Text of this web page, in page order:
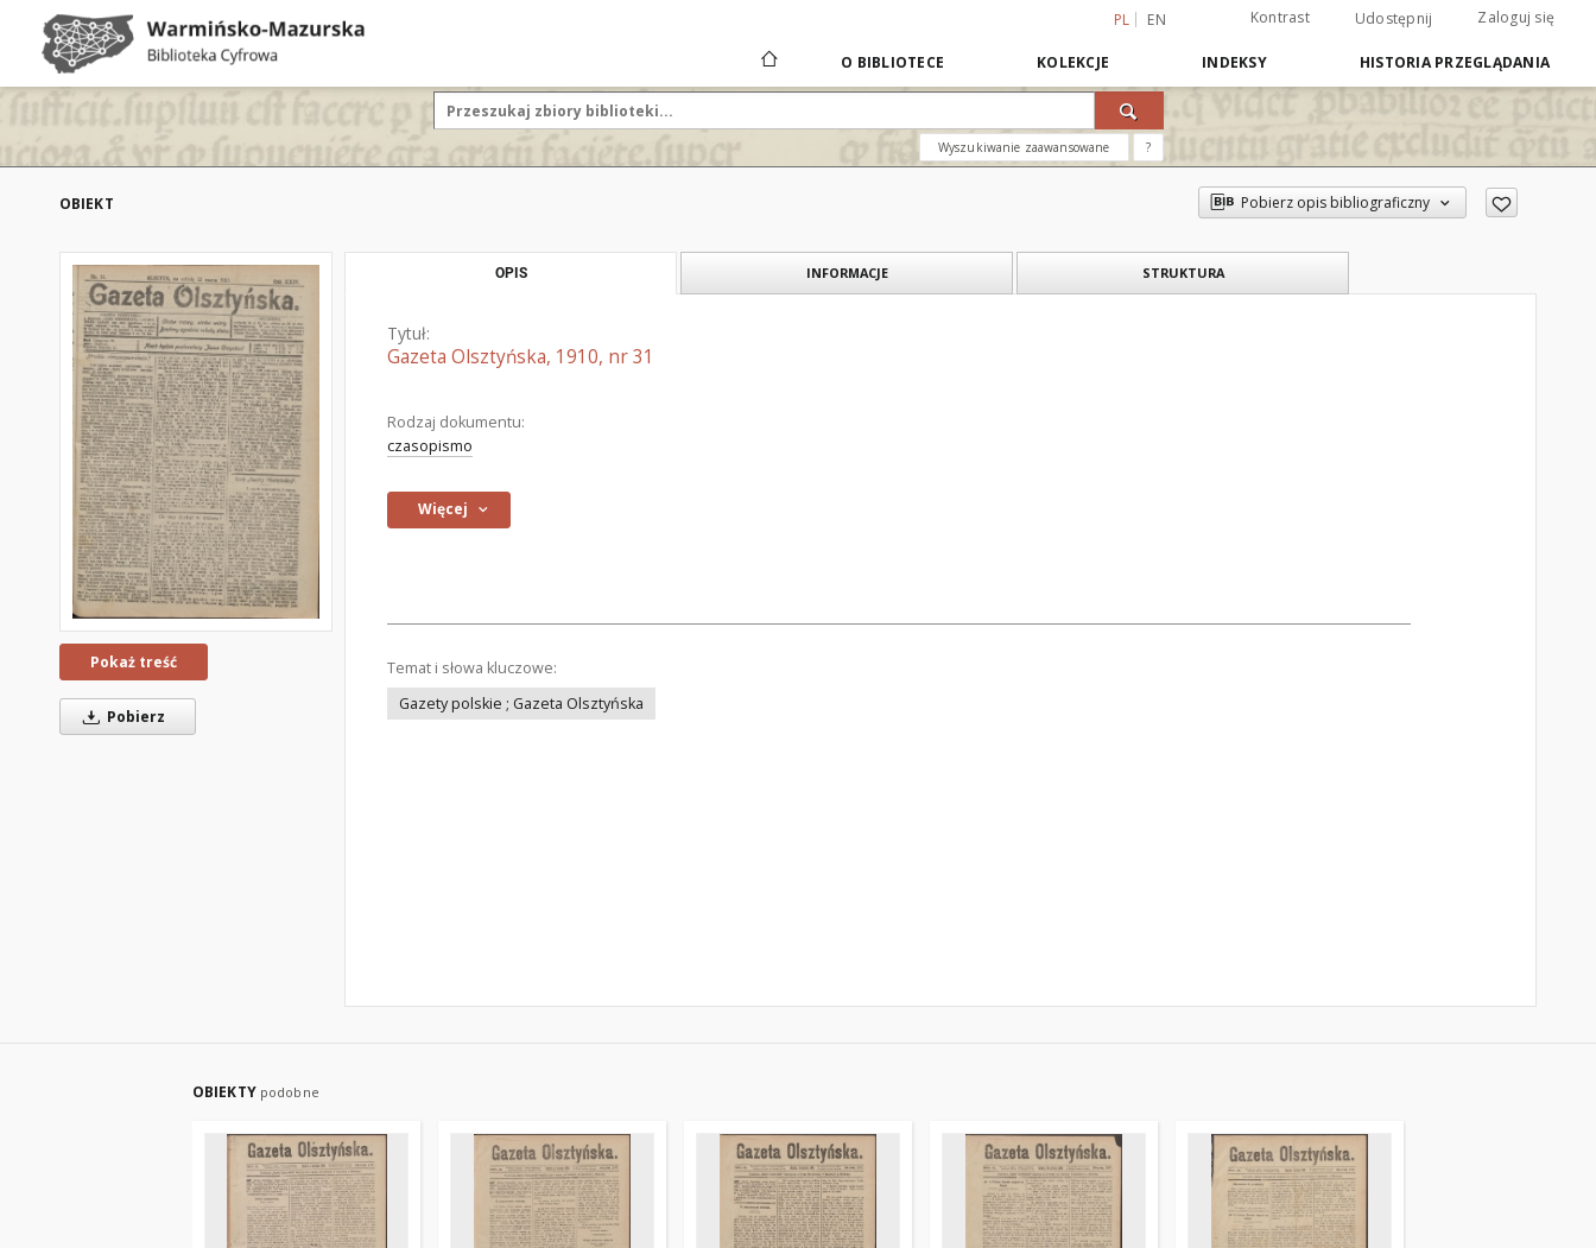
PL EN Kontrast Udostępnij Zaloguj się
O BIBLIOTECE KOLEKCJE INDEKSY HISTORIA PRZEGLĄDANIA
Wyszukiwanie zaawansowane ?
OBIEKT Pobierz opis bibliograficzny
Pokaż treść
Pobierz
OPIS INFORMACJE STRUKTURA
Tytuł:
Gazeta Olsztyńska, 1910, nr 31
Rodzaj dokumentu:
czasopismo
Więcej
Temat i słowa kluczowe:
Gazety polskie ; Gazeta Olsztyńska
OBIEKTY podobne